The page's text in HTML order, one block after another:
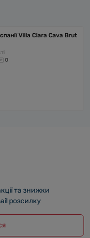
Villa Clara Cava Brut
0
та знижки
розсилку